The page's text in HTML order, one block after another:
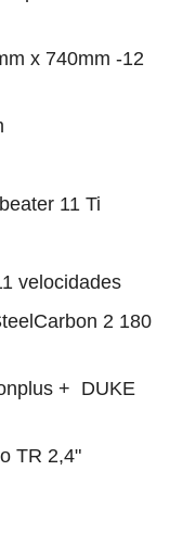
x 740mm -12
11 Ti
velocidades
2 180
+ DUKE
TR 2,4"